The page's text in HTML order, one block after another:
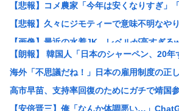
【悲報】コメ農家「今年は安くなりすぎ」
【悲報】久々にジモティーで意味不明なや
【画像】最近の水着JK、レベルが高すぎる
ガチで死にたい時ってどうしたらいいの？
中国人「中国では赤信号でも右折できます」
「あきれてモノが言えない」「国を維持で
【朗報】 韓国人「日本のシャーペン、20
海外「不思議だね！」日本の雇用制度の正
高市早苗、支持率回復のためにガチで靖国
【安倍晋三】俺「なんか体調悪い…」